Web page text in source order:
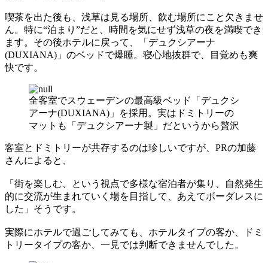
喫茶を出た後も、浅草は見る場所、飲む場所にこと欠きませ
ん。特に“泊まり”だと、時間を気にせず浅草の夜を満喫でき
ます。その後ホテルに戻って、「デュクシアーナ
(DUXIANA)」のベッドで爆睡。寝心地抜群で、目覚めも爽
快です。
全客室でスウェーデンの最高級ベッド「デュクシ
アーナ(DUXIANA)」を採用。実はドミトリーの
マットも「デュクシアーナ製」だというから贅沢
客室とドミトリーが共存するのは珍しいですが、PRの加藤
さんによると、
「街を楽しむ、という視点で多様な宿泊者が集り、自然発生
的に交流が生まれていく場を目指して、あえてボーダレスに
した」そうです。
実際にホテルで過ごしてみても、ホテルタイプの客か、ドミ
トリータイプの客か、一見では判断できませんでした。